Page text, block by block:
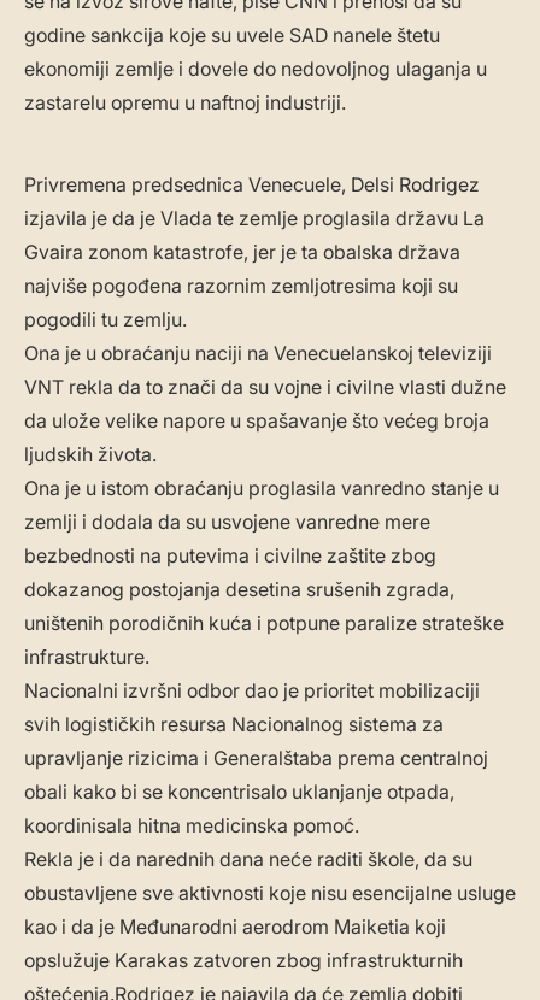
godine sankcija koje su uvele SAD nanele štetu
ekonomiji zemlje i dovele do nedovoljnog ulaganja u
zastarelu opremu u naftnoj industriji.
Privremena predsednica Venecuele, Delsi Rodrigez
izjavila je da je Vlada te zemlje proglasila državu La
Gvaira zonom katastrofe, jer je ta obalska država
najviše pogođena razornim zemljotresima koji su
pogodili tu zemlju.
Ona je u obraćanju naciji na Venecuelanskoj televiziji
VNT rekla da to znači da su vojne i civilne vlasti dužne
da ulože velike napore u spašavanje što većeg broja
ljudskih života.
Ona je u istom obraćanju proglasila vanredno stanje u
zemlji i dodala da su usvojene vanredne mere
bezbednosti na putevima i civilne zaštite zbog
dokazanog postojanja desetina srušenih zgrada,
uništenih porodičnih kuća i potpune paralize strateške
infrastrukture.
Nacionalni izvršni odbor dao je prioritet mobilizaciji
svih logističkih resursa Nacionalnog sistema za
upravljanje rizicima i Generalštaba prema centralnoj
obali kako bi se koncentrisalo uklanjanje otpada,
koordinisala hitna medicinska pomoć.
Rekla je i da narednih dana neće raditi škole, da su
obustavljene sve aktivnosti koje nisu esencijalne usluge
kao i da je Međunarodni aerodrom Maiketia koji
opslužuje Karakas zatvoren zbog infrastrukturnih
oštećenja.Rodrigez je najavila da će zemlja dobiti